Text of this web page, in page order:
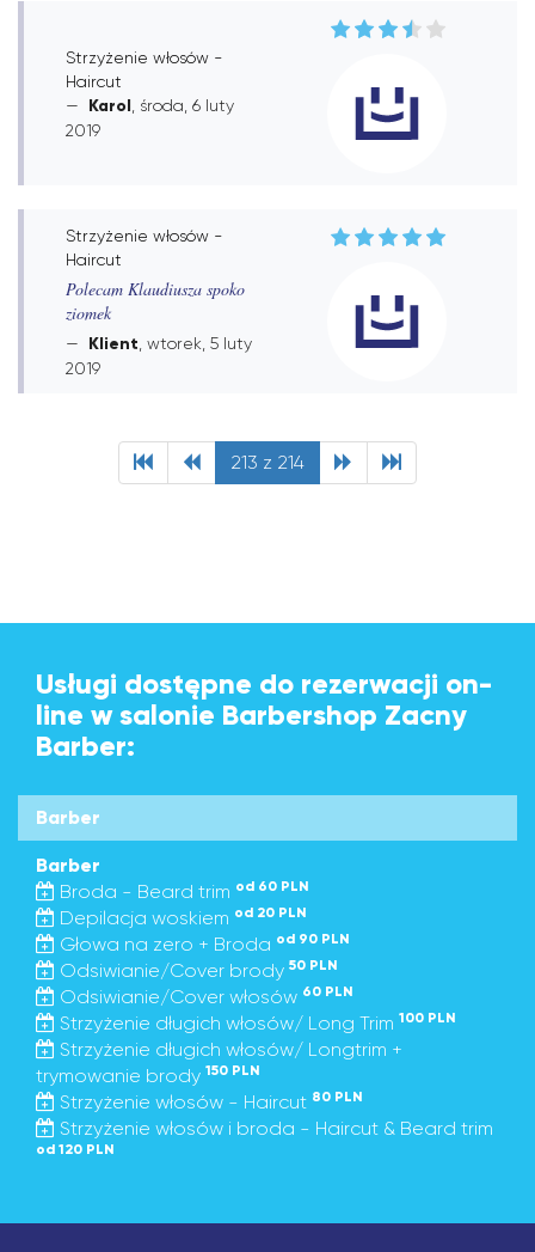
Strzyżenie włosów -
Haircut
Karol , środa, 6 luty
2019
Strzyżenie włosów -
Haircut
Polecam Klaudiusza spoko
ziomek
Klient , wtorek, 5 luty
2019
213 z 214
Usługi dostępne do rezerwacji on-
line w salonie Barbershop Zacny
Barber:
Barber
Barber
Broda - Beard trim od 60 PLN
Depilacja woskiem od 20 PLN
Głowa na zero + Broda od 90 PLN
Odsiwianie/Cover brody 50 PLN
Odsiwianie/Cover włosów 60 PLN
Strzyżenie długich włosów/ Long Trim 100 PLN
Strzyżenie długich włosów/ Longtrim +
trymowanie brody 150 PLN
Strzyżenie włosów - Haircut 80 PLN
Strzyżenie włosów i broda - Haircut & Beard trim
od 120 PLN